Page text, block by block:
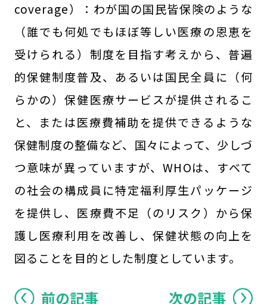
coverage）：わが国の国民皆保険のような
（誰でも何処でもほぼ等しい医療の恩恵を
受けられる）制度を目指す考えから、普遍
的保健制度普及、あるいは国民全員に（何
らかの）保健医療サービスが提供されるこ
と、または医療費補助を提供できるような
保健制度の整備など、国々によって、少しづ
つ意味が異っていますが、WHOは、すべて
の社会の構成員に特定福利厚生パッケージ
を提供し、医療費不足（のリスク）から保
護し医療利用を改善し、保健状態の向上を
図ることを目的とした制度としています。
前の記事 次の記事